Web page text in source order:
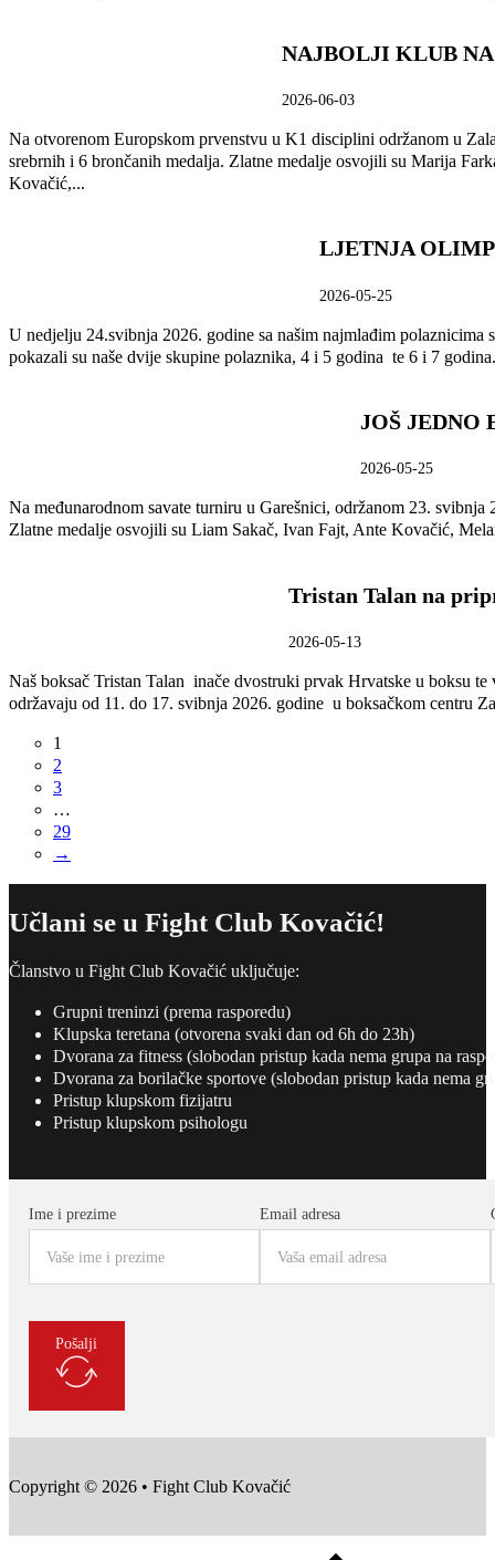
NAJBOLJI KLUB
2026-06-03
Na otvorenom Europskom prvenstvu u K1 disciplini održanom u
srebrnih i 6 brončanih medalja. Zlatne medalje osvojili su Marija
Kovačić,...
LJETNJA
2026-05-25
U nedjelju 24.svibnja 2026. godine sa našim najmlađim
pokazali su naše dvije skupine polaznika, 4 i 5 godina te 6 i 7
JOŠ JEDNO
2026-05-25
Na međunarodnom savate turniru u Garešnici, održanom 23.
Zlatne medalje osvojili su Liam Sakač, Ivan Fajt, Ante Kovačić,
Tristan Talan na
2026-05-13
Naš boksač Tristan Talan inače dvostruki prvak Hrvatske u boksu
održavaju od 11. do 17. svibnja 2026. godine u boksačkom centru
1
2
3
…
29
→
Učlani se u Fight Club Kovačić!
Članstvo u Fight Club Kovačić uključuje:
Grupni treninzi (prema rasporedu)
Klupska teretana (otvorena svaki dan od 6h do 23h)
Dvorana za fitness (slobodan pristup kada nema grupa na
Dvorana za borilačke sportove (slobodan pristup kada nema
Pristup klupskom fizijatru
Pristup klupskom psihologu
Ime i prezime Email adresa
Pošalji
Copyright © 2026 • Fight Club Kovačić